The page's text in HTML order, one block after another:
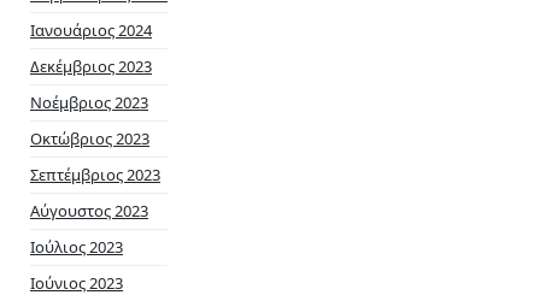
Ιανουάριος 2024
Δεκέμβριος 2023
Νοέμβριος 2023
Οκτώβριος 2023
Σεπτέμβριος 2023
Αύγουστος 2023
Ιούλιος 2023
Ιούνιος 2023